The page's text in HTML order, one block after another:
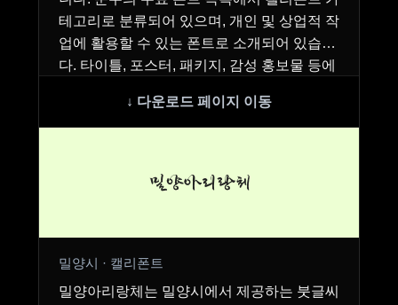
테고리로 분류되어 있으며, 개인 및 상업적 작
업에 활용할 수 있는 폰트로 소개되어 있습니
다. 타이틀, 포스터, 패키지, 감성 홍보물 등에
밀양아리랑체
밀양시 · 캘리폰트
밀양아리랑체는 밀양시에서 제공하는 붓글씨